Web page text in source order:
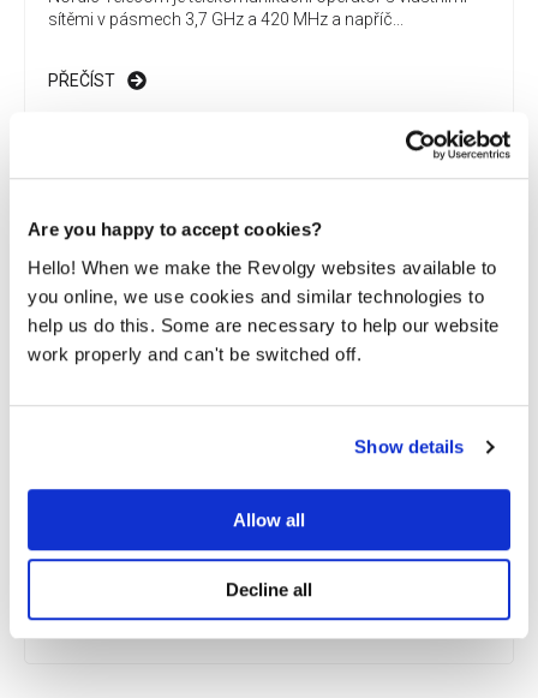
Are you happy to accept cookies?
Hello! When we make the Revolgy websites available to
you online, we use cookies and similar technologies to
help us do this. Some are necessary to help our website
work properly and can't be switched off.
Show details
Allow all
Decline all
sítěmi v pásmech 3,7 GHz a 420 MHz a napříč...
PŘEČÍST
EDUA Group se skládá z nejrůznějších výukových
organizací - jazykových škol, společností pro...
PŘEČÍST